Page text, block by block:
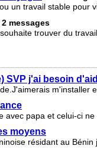
un travail stable pour
2 messages
trouver du
SVP j'ai besoin
m'installer
papa et celui-ci
moyens
résidant au